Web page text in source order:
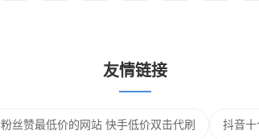
友情链接
丝赞最低价的网站 快手低价双击代刷 抖音十